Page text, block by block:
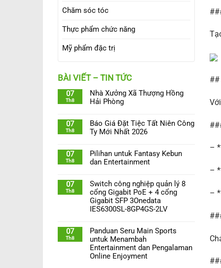
Chăm sóc tóc
Thực phẩm chức năng
Mỹ phẩm đặc trị
BÀI VIẾT – TIN TỨC
07
Th8
Nhà Xưởng Xã Thượng Hồng
Hải Phòng
07
Th8
Báo Giá Đặt Tiệc Tất Niên Công
Ty Mới Nhất 2026
07
Th8
Pilihan untuk Fantasy Kebun
dan Entertainment
07
Th8
Switch công nghiệp quản lý 8
cổng Gigabit PoE + 4 cổng
Gigabit SFP 3Onedata
IES6300SL-8GP4GS-2LV
07
Th8
Panduan Seru Main Sports
untuk Menambah
Entertainment dan Pengalaman
Online Enjoyment
##
–
–
–